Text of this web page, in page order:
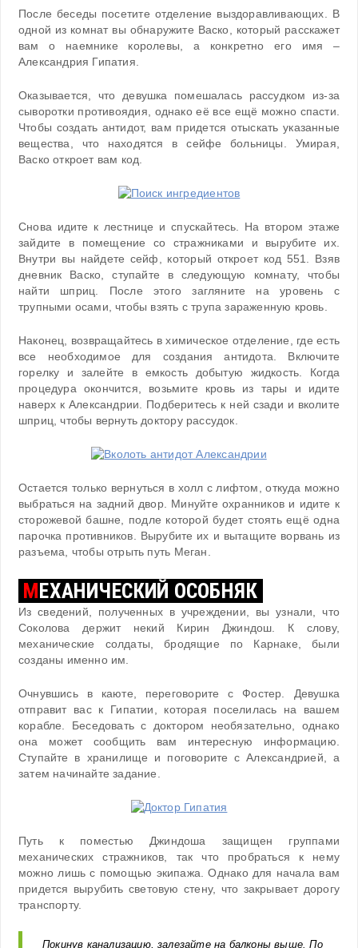
После беседы посетите отделение выздоравливающих. В
одной из комнат вы обнаружите Васко, который расскажет
вам о наемнике королевы, а конкретно его имя –
Александрия Гипатия.
Оказывается, что девушка помешалась рассудком из-за
сыворотки противоядия, однако её все ещё можно спасти.
Чтобы создать антидот, вам придется отыскать указанные
вещества, что находятся в сейфе больницы. Умирая,
Васко откроет вам код.
Снова идите к лестнице и спускайтесь. На втором этаже
зайдите в помещение со стражниками и вырубите их.
Внутри вы найдете сейф, который откроет код 551. Взяв
дневник Васко, ступайте в следующую комнату, чтобы
найти шприц. После этого загляните на уровень с
трупными осами, чтобы взять с трупа зараженную кровь.
Наконец, возвращайтесь в химическое отделение, где есть
все необходимое для создания антидота. Включите
горелку и залейте в емкость добытую жидкость. Когда
процедура окончится, возьмите кровь из тары и идите
наверх к Александрии. Подберитесь к ней сзади и вколите
шприц, чтобы вернуть доктору рассудок.
Остается только вернуться в холл с лифтом, откуда можно
выбраться на задний двор. Минуйте охранников и идите к
сторожевой башне, подле которой будет стоять ещё одна
парочка противников. Вырубите их и вытащите ворвань из
разъема, чтобы отрыть путь Меган.
МЕХАНИЧЕСКИЙ ОСОБНЯК
Из сведений, полученных в учреждении, вы узнали, что
Соколова держит некий Кирин Джиндош. К слову,
механические солдаты, бродящие по Карнаке, были
созданы именно им.
Очнувшись в каюте, переговорите с Фостер. Девушка
отправит вас к Гипатии, которая поселилась на вашем
корабле. Беседовать с доктором необязательно, однако
она может сообщить вам интересную информацию.
Ступайте в хранилище и поговорите с Александрией, а
затем начинайте задание.
Путь к поместью Джиндоша защищен группами
механических стражников, так что пробраться к нему
можно лишь с помощью экипажа. Однако для начала вам
придется вырубить световую стену, что закрывает дорогу
транспорту.
Покинув канализацию, залезайте на балконы выше. По